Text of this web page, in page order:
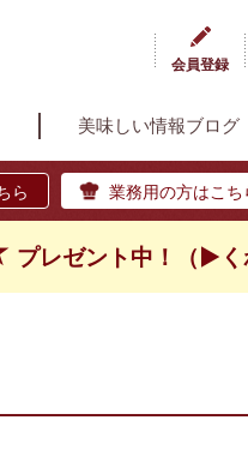
会員登録
美味しい情報ブログ
ら 業務用の方はこち
プレゼント中！（▶く